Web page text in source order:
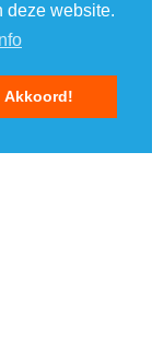
deze website.
Akkoord!